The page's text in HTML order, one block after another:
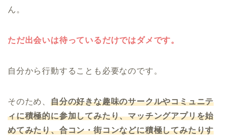
ん。
ただ出会いは待っているだけではダメです。
自分から行動することも必要なのです。
そのため、 自分の好きな趣味のサークルやコミュニテ
ィに積極的に参加してみたり、マッチングアプリを始
めてみたり、合コン・街コンなどに積極してみたりす